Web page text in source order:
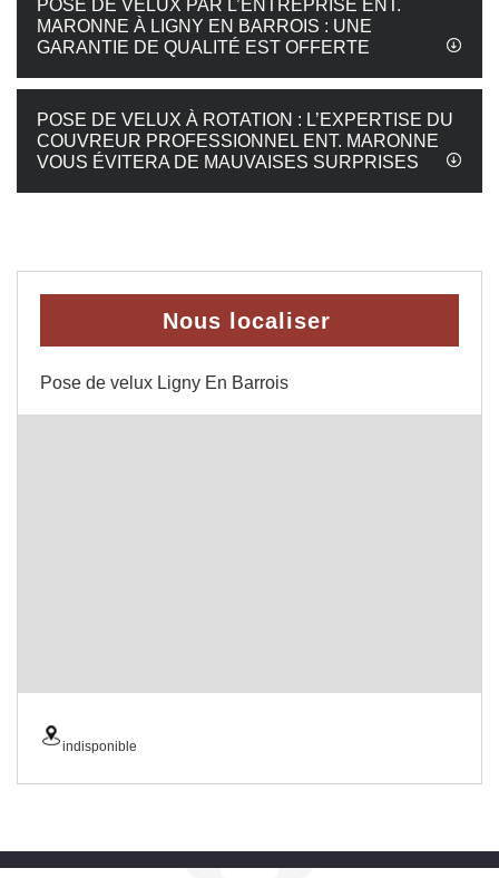
POSE DE VELUX PAR L’ENTREPRISE ENT.
MARONNE À LIGNY EN BARROIS : UNE
GARANTIE DE QUALITÉ EST OFFERTE
POSE DE VELUX À ROTATION : L’EXPERTISE DU
COUVREUR PROFESSIONNEL ENT. MARONNE
VOUS ÉVITERA DE MAUVAISES SURPRISES
Nous localiser
Pose de velux Ligny En Barrois
indisponible